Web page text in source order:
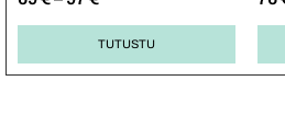
TUTUSTU